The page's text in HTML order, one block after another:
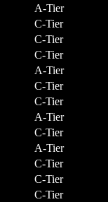
A-Tier
C-Tier
C-Tier
C-Tier
A-Tier
C-Tier
C-Tier
A-Tier
C-Tier
A-Tier
C-Tier
C-Tier
C-Tier